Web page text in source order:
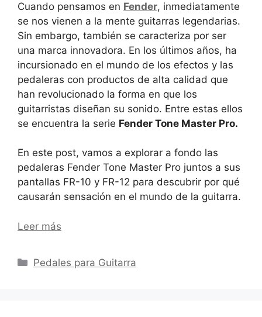
Cuando pensamos en Fender, inmediatamente
se nos vienen a la mente guitarras legendarias.
Sin embargo, también se caracteriza por ser
una marca innovadora. En los últimos años, ha
incursionado en el mundo de los efectos y las
pedaleras con productos de alta calidad que
han revolucionado la forma en que los
guitarristas diseñan su sonido. Entre estas ellos
se encuentra la serie Fender Tone Master Pro.
En este post, vamos a explorar a fondo las
pedaleras Fender Tone Master Pro juntos a sus
pantallas FR-10 y FR-12 para descubrir por qué
causarán sensación en el mundo de la guitarra.
Leer más
Categorías
Pedales para Guitarra